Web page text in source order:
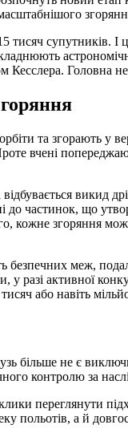
тисяч супутників.
Кесслера. Головна
та згорають у
вчені
викид
до частинок, що
кожне згоряння
меж,
разі активної
або навіть
більше не є
контролю за
переглянути
польотів, а й